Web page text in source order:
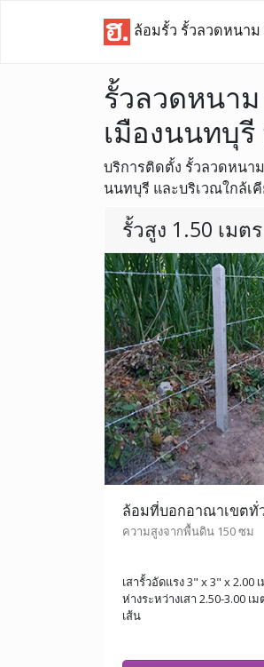
ล้อมรั้ว รั้วลวดหนา
รั้วลวดหนาม
เมืองนนทบุ
บริการติดตั้ง รั้วลวดหนา
นนทบุรี และบริเวณใกล้เ
รั้วสูง 1.50 เมต
ล้อมที่บอกอาณาเขตทั่
ความสูงจากพื้นดิน 150 ซม
เสารั้วอัดแรง 3" x 3" x 2.00
ห่างระหว่างเสา 2.50-3.00
เส้น